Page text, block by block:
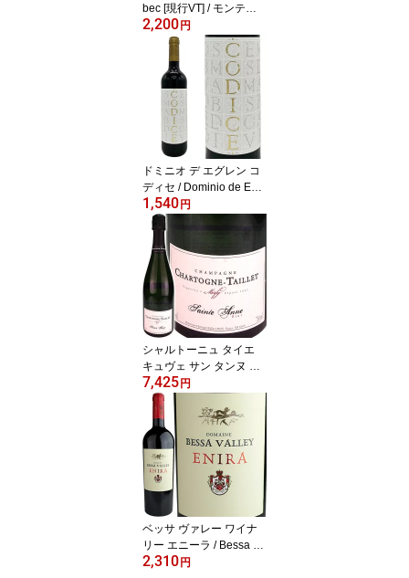
bec [現行VT] / モンテス
カイケン ウルトラ マル
ベック [AR][赤][M]
2,200円
ドミニオ デ エグレン コ
ディセ / Dominio de Egu
ren Codice Tinto [現行V
T][ES][赤]
1,540円
シャルトーニュ タイエ
キュヴェ サン タンヌ ブ
リュット / Chartogne-Tai
llet Brut Cuvee Sainte An
ne [NV][FR][白泡]
7,425円
ベッサ ヴァレー ワイナ
リー エニーラ / Bessa Va
lley Winery Enira [BG][赤]
2,310円